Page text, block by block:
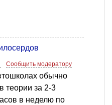
Сообщить модератору
обычно
теории за 2-3
в неделю по